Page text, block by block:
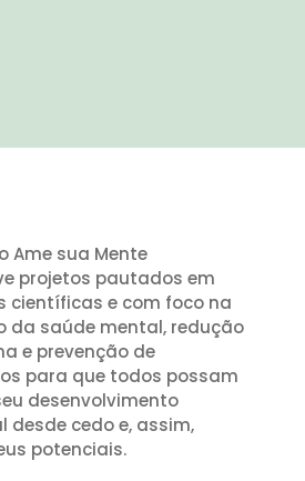
Ame sua Mente
projetos pautados em
científicas e com foco na
da saúde mental, redução
e prevenção de
para que todos possam
desenvolvimento
desde cedo e, assim,
potenciais.